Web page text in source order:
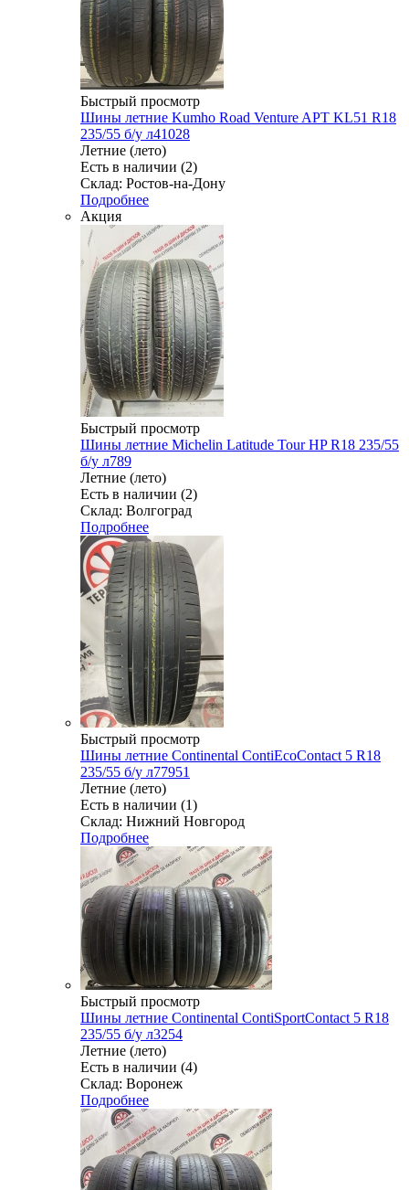
Быстрый просмотр
Шины летние Kumho Road Venture APT KL51 R18
235/55 б/у л41028
Летние (лето)
Есть в наличии (2)
Склад: Ростов-на-Дону
Подробнее
Акция
Быстрый просмотр
Шины летние Michelin Latitude Tour HP R18 235/55
б/у л789
Летние (лето)
Есть в наличии (2)
Склад: Волгоград
Подробнее
Быстрый просмотр
Шины летние Continental ContiEcoContact 5 R18
235/55 б/у л77951
Летние (лето)
Есть в наличии (1)
Склад: Нижний Новгород
Подробнее
Быстрый просмотр
Шины летние Continental ContiSportContact 5 R18
235/55 б/у л3254
Летние (лето)
Есть в наличии (4)
Склад: Воронеж
Подробнее